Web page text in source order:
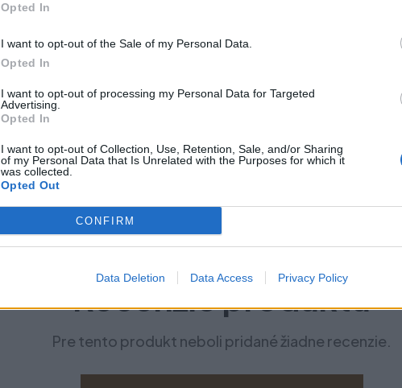
Opted In
I want to opt-out of the Sale of my Personal Data.
Opted In
I want to opt-out of processing my Personal Data for Targeted
Advertising.
Opted In
I want to opt-out of Collection, Use, Retention, Sale, and/or Sharing
of my Personal Data that Is Unrelated with the Purposes for which it
was collected.
Opted Out
CONFIRM
Data Deletion Data Access Privacy Policy
Recenzie produktu
Pre tento produkt neboli pridané žiadne recenzie.